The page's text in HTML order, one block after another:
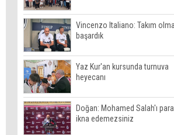
Vincenzo Italiano: Takım
başardık
Yaz Kur'an kursunda turnuva
heyecanı
Doğan: Mohamed Salah'ı
ikna edemezsiniz